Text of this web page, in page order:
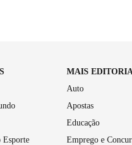
Esporte
MAIS
Auto
Apostas
Educação
Emprego e